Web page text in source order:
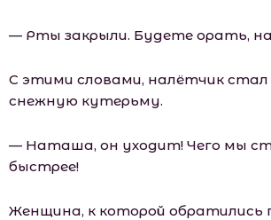
— Рты закрыли. Будете орать,
С этими словами, налётчик
снежную кутерьму.
— Наташа, он уходит! Чего мы
быстрее!
Женщина, к которой обратились